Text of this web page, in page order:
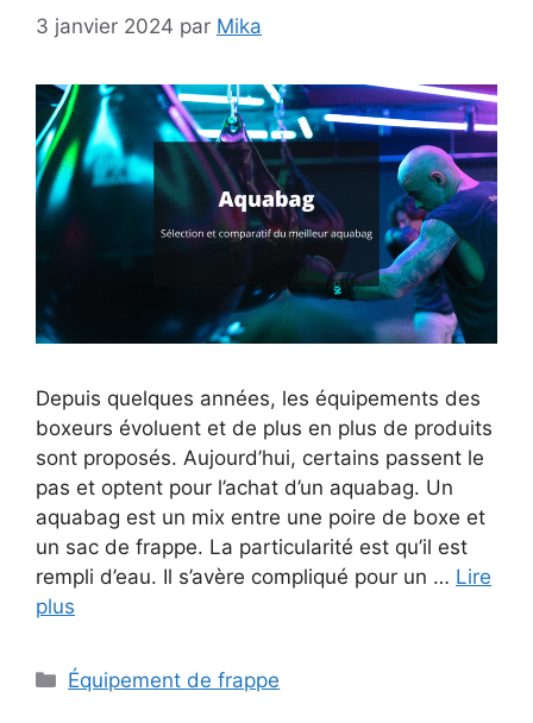
3 janvier 2024 par Mika
Depuis quelques années, les équipements des
boxeurs évoluent et de plus en plus de produits
sont proposés. Aujourd’hui, certains passent le
pas et optent pour l’achat d’un aquabag. Un
aquabag est un mix entre une poire de boxe et
un sac de frappe. La particularité est qu’il est
rempli d’eau. Il s’avère compliqué pour un … Lire
plus
Catégories
Équipement de frappe